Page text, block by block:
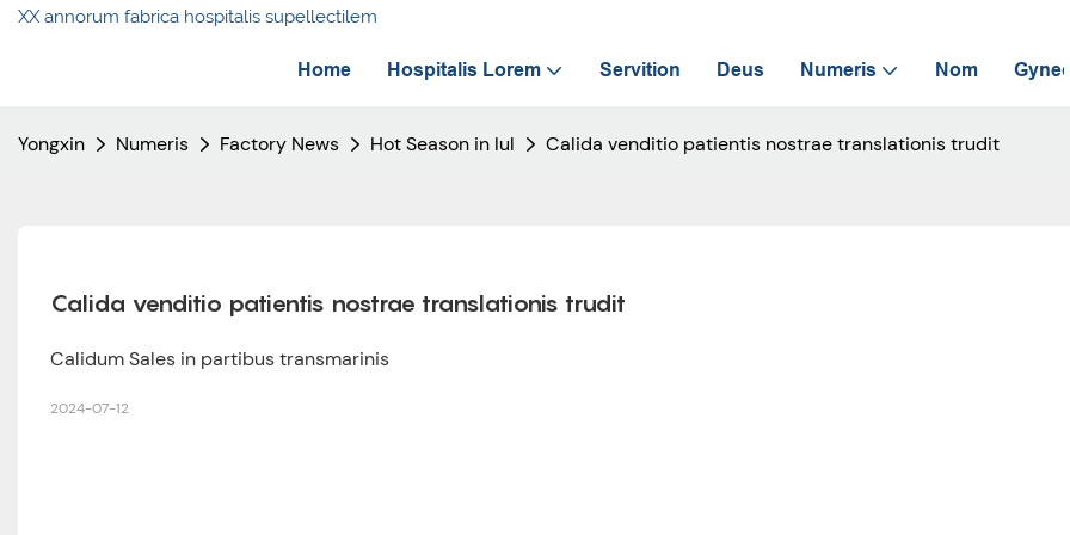
XX annorum fabrica hospitalis supellectilem
Home Hospitalis Lorem Servition Deus Numeris Nom
Yongxin Numeris Factory News Hot Season in Iul Calida venditio patientis nostrae translationis trudit
Calida venditio patientis nostrae translationis trudit
Calidum Sales in partibus transmarinis
2024-07-12